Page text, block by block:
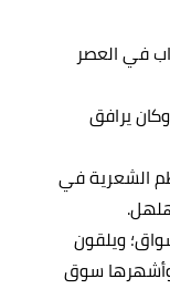
في العصر
يرافق
الشعرية في
ويلقون
وأشهرها سوق